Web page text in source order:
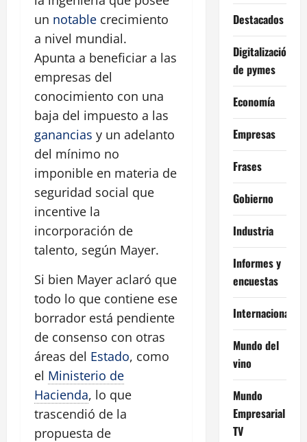
un notable crecimiento
a nivel mundial.
Apunta a beneficiar a las
empresas del
conocimiento con una
baja del impuesto a las
ganancias y un adelanto
del mínimo no
imponible en materia de
seguridad social que
incentive la
incorporación de
talento, según Mayer.
Si bien Mayer aclaró que
todo lo que contiene ese
borrador está pendiente
de consenso con otras
áreas del Estado, como
el Ministerio de
Hacienda, lo que
trascendió de la
propuesta de
Destacados
Digitalización
de pymes
Economía
Empresas
Frases
Gobierno
Industria
Informes y
encuestas
Internacional
Mundo del
vino
Mundo
Empresarial
TV